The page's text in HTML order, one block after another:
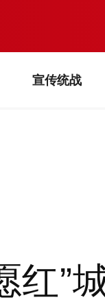
宣传统战
红”